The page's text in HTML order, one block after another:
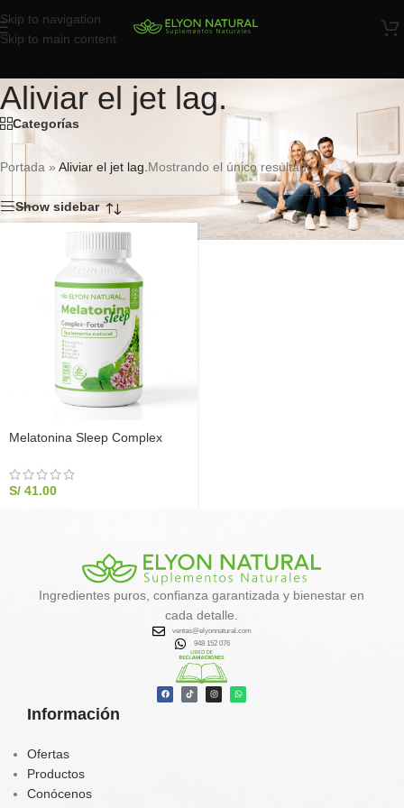
Skip to navigation
Skip to main content
Aliviar el jet lag.
Categorías
Portada » Aliviar el jet lag. Mostrando el único resultado
Show sidebar
Melatonina Sleep Complex
S/ 41.00
Información
Ofertas
Productos
Conócenos
Ingredientes puros, confianza garantizada y bienestar en
cada detalle.
ventas@elyonnatural.com
948 152 076